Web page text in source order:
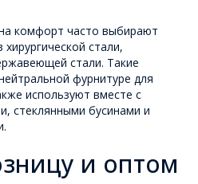
комфорт часто выбирают
стали,
стали. Такие
фурнитуре для
используют вместе с
стеклянными бусинами и
и оптом